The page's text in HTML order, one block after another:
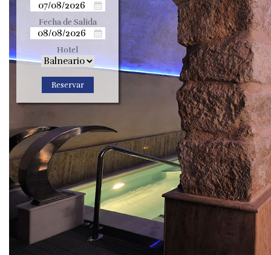
Fecha de Salida
Hotel